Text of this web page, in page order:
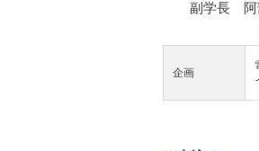
副学長 阿
企画